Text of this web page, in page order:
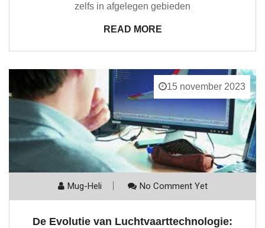
zelfs in afgelegen gebieden
READ MORE
15 november 2023
Mug-Heli No Comment Yet
De Evolutie van Luchtvaarttechnologie: